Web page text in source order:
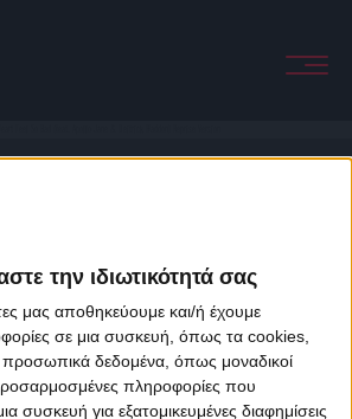
την ιδιωτικότητά σας
μας αποθηκεύουμε και/ή έχουμε
σε μια συσκευή, όπως τα cookies,
προσωπικά δεδομένα, όπως μοναδικοί
πληροφορίες που
συσκευή για εξατομικευμένες διαφημίσεις
Class Terms & Conditions
Privacy Policy
byporcupine colors&Fotis Alexandrou